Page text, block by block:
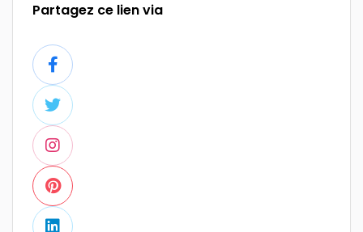
Partagez ce lien via